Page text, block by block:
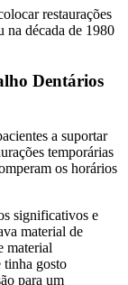
restaurações
na década de 1980
Dentários
a suportar
temporárias
os horários
significativos e
material de
material
tinha gosto
para um